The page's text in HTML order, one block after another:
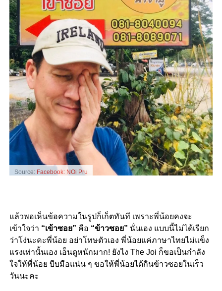
Source: Facebook: NOi Pru
แล้วพอเห็นข้อความในรูปก็เก็ตทันที เพราะพี่น้อยคงจะ
เข้าใจว่า “เข้าซอย” คือ “ข้าวซอย” นั่นเอง แบบนี้ไม่ได้เรียก
ว่าโง่นะคะพี่น้อย อย่าโทษตัวเอง พี่น้อยแค่ภาษาไทยไม่แข็ง
แรงเท่านั้นเอง เอ็นดูหนักมาก! ยังไง The Joi ก็ขอเป็นกำลัง
ใจให้พี่น้อย บีบมือแน่น ๆ ขอให้พี่น้อยได้กินข้าวซอยในเร็ว
วันนะคะ